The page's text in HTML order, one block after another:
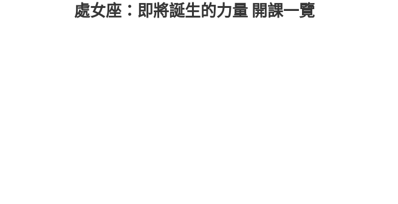
處女座：即將誕生的力量 開課一覽